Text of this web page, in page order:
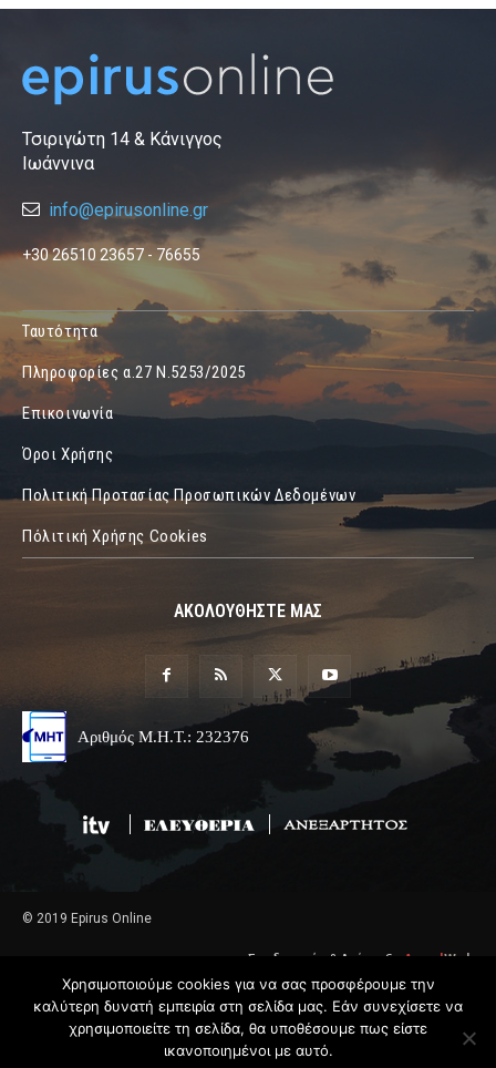
Τσιριγώτη 14 & Κάνιγγος
Ιωάννινα
info@epirusonline.gr
+30 26510 23657 - 76655
Ταυτότητα
Πληροφορίες α.27 Ν.5253/2025
Επικοινωνία
Όροι Χρήσης
Πολιτική Προτασίας Προσωπικών Δεδομένων
Πόλιτική Χρήσης Cookies
ΑΚΟΛΟΥΘΗΣΤΕ ΜΑΣ
Αριθμός Μ.Η.Τ.: 232376
© 2019 Epirus Online
Σχεδιασμός & Ανάπτυξη AngelWeb
Χρησιμοποιούμε cookies για να σας προσφέρουμε την
καλύτερη δυνατή εμπειρία στη σελίδα μας. Εάν συνεχίσετε να
χρησιμοποιείτε τη σελίδα, θα υποθέσουμε πως είστε
ικανοποιημένοι με αυτό.